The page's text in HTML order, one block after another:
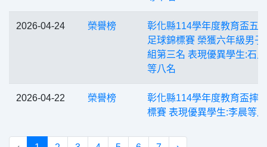
2026-04-24 榮譽榜
彰化縣114學年度教育盃五
足球錦標賽 榮獲六年級男子
組第三名 表現優異學生:石
等八名
2026-04-22 榮譽榜
彰化縣114學年度教育盃摔
標賽 表現優異學生:李晨等